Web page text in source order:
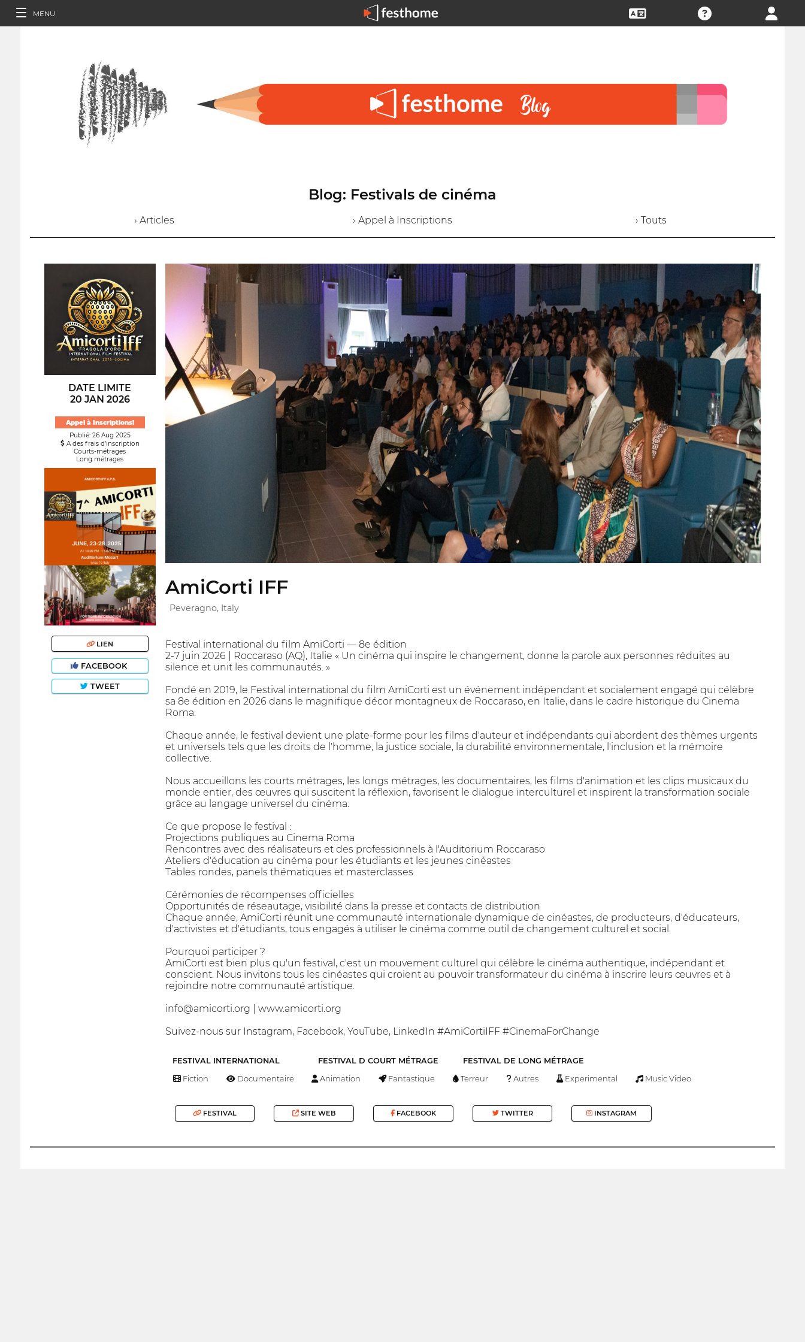
MENU
Blog: Festivals de cinéma
› Articles › Appel à Inscriptions › Touts
DATE LIMITE
20 JAN 2026
Appel à Inscriptions!
Publié: 26 Aug 2025
A des frais d’inscription
Courts-métrages
Long métrages
LIEN
FACEBOOK
TWEET
AmiCorti IFF
Peveragno, Italy
Festival international du film AmiCorti — 8e édition
2-7 juin 2026 | Roccaraso (AQ), Italie « Un cinéma qui inspire le changement, donne la parole aux personnes réduites au
silence et unit les communautés. »
Fondé en 2019, le Festival international du film AmiCorti est un événement indépendant et socialement engagé qui célèbre
sa 8e édition en 2026 dans le magnifique décor montagneux de Roccaraso, en Italie, dans le cadre historique du Cinema
Roma.
Chaque année, le festival devient une plate-forme pour les films d'auteur et indépendants qui abordent des thèmes urgents
et universels tels que les droits de l'homme, la justice sociale, la durabilité environnementale, l'inclusion et la mémoire
collective.
Nous accueillons les courts métrages, les longs métrages, les documentaires, les films d'animation et les clips musicaux du
monde entier, des œuvres qui suscitent la réflexion, favorisent le dialogue interculturel et inspirent la transformation sociale
grâce au langage universel du cinéma.
Ce que propose le festival :
Projections publiques au Cinema Roma
Rencontres avec des réalisateurs et des professionnels à l'Auditorium Roccaraso
Ateliers d'éducation au cinéma pour les étudiants et les jeunes cinéastes
Tables rondes, panels thématiques et masterclasses
Cérémonies de récompenses officielles
Opportunités de réseautage, visibilité dans la presse et contacts de distribution
Chaque année, AmiCorti réunit une communauté internationale dynamique de cinéastes, de producteurs, d'éducateurs,
d'activistes et d'étudiants, tous engagés à utiliser le cinéma comme outil de changement culturel et social.
Pourquoi participer ?
AmiCorti est bien plus qu'un festival, c'est un mouvement culturel qui célèbre le cinéma authentique, indépendant et
conscient. Nous invitons tous les cinéastes qui croient au pouvoir transformateur du cinéma à inscrire leurs œuvres et à
rejoindre notre communauté artistique.
info@amicorti.org | www.amicorti.org
Suivez-nous sur Instagram, Facebook, YouTube, LinkedIn #AmiCortiIFF #CinemaForChange
FESTIVAL INTERNATIONAL FESTIVAL D COURT MÉTRAGE FESTIVAL DE LONG MÉTRAGE
Fiction Documentaire Animation Fantastique Terreur Autres Experimental Music Video
FESTIVAL SITE WEB FACEBOOK TWITTER INSTAGRAM